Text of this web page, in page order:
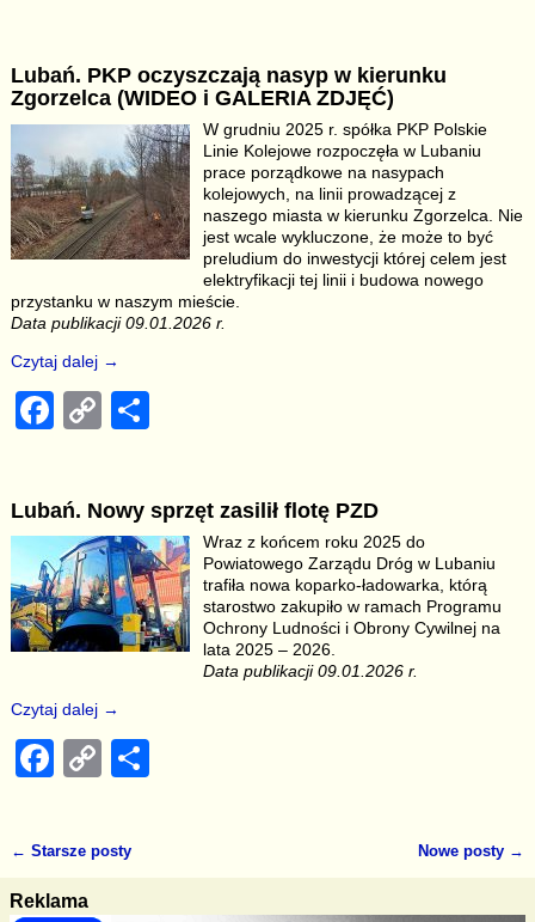
e
b
o
o
k
y
Li
n
k
e
Lubań. PKP oczyszczają nasyp w kierunku
Zgorzelca (WIDEO i GALERIA ZDJĘĆ)
W grudniu 2025 r. spółka PKP Polskie
Linie Kolejowe rozpoczęła w Lubaniu
prace porządkowe na nasypach
kolejowych, na linii prowadzącej z
naszego miasta w kierunku Zgorzelca. Nie
jest wcale wykluczone, że może to być
preludium do inwestycji której celem jest
elektryfikacji tej linii i budowa nowego
przystanku w naszym mieście.
Data publikacji 09.01.2026 r.
Czytaj dalej →
F
e
b
o
o
C
y
Li
n
k
e
Lubań. Nowy sprzęt zasilił flotę PZD
Wraz z końcem roku 2025 do
Powiatowego Zarządu Dróg w Lubaniu
trafiła nowa koparko-ładowarka, którą
starostwo zakupiło w ramach Programu
Ochrony Ludności i Obrony Cywilnej na
lata 2025 – 2026.
Data publikacji 09.01.2026 r.
Czytaj dalej →
F
b
C
p
Li
← Starsze posty Nowe posty →
Reklama